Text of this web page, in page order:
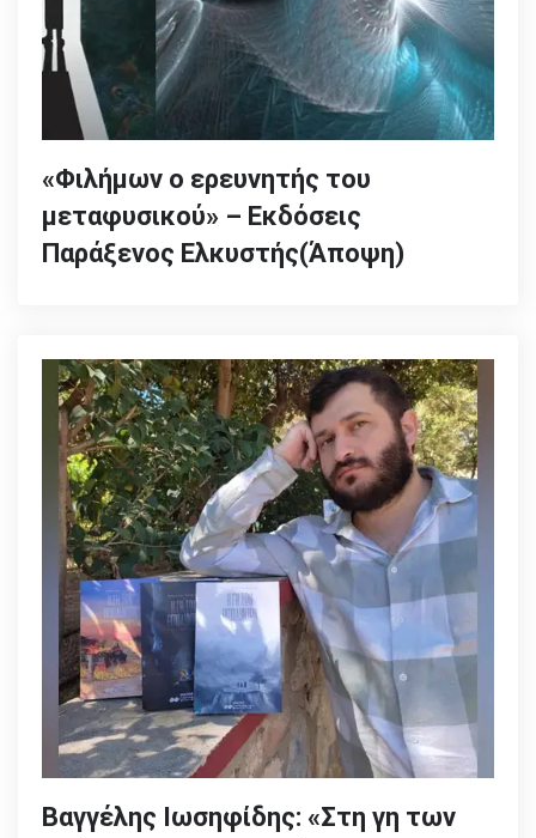
«Φιλήμων ο ερευνητής του
μεταφυσικού» – Εκδόσεις
Παράξενος Ελκυστής(Άποψη)
Βαγγέλης Ιωσηφίδης: «Στη γη των